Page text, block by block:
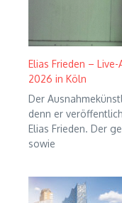
Elias Frieden –
2026 in Köln
Der
denn er
Elias Frieden. Der
sowie